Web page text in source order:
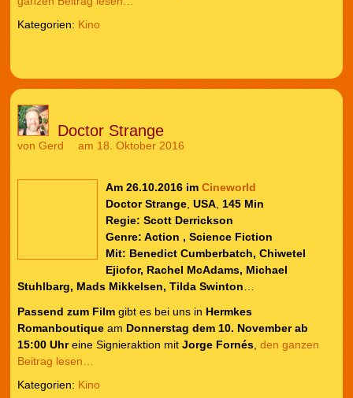
Kategorien: Kino
Doctor Strange
von Gerd am 18. Oktober 2016
Am 26.10.2016 im Cineworld
Doctor Strange, USA, 145 Min
Regie: Scott Derrickson
Genre: Action , Science Fiction
Mit: Benedict Cumberbatch, Chiwetel
Ejiofor, Rachel McAdams, Michael
Stuhlbarg, Mads Mikkelsen, Tilda Swinton
Passend zum Filmgibt es bei uns in Hermkes
Romanboutiqueam Donnerstag dem 10. November ab
15:00 Uhreine Signieraktion mit Jorge Fornés, den ganzen
Beitrag lesen…
Kategorien: Kino